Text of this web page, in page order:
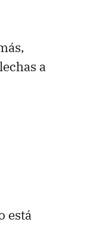
a
está